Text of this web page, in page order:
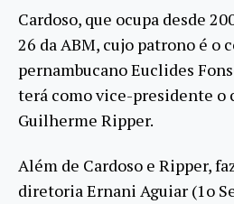
Cardoso, que ocupa desde
26 da ABM, cujo patrono é o
pernambucano Euclides
terá como vice-presidente o
Guilherme Ripper.
Além de Cardoso e Ripper,
diretoria Ernani Aguiar (1o